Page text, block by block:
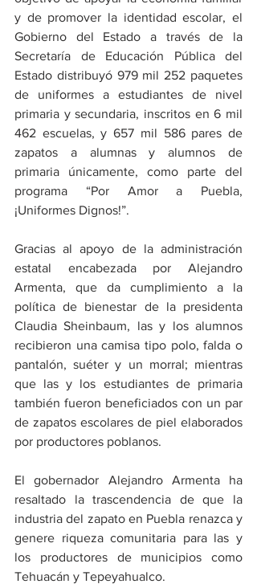
y de promover la identidad escolar, el
Gobierno del Estado a través de la
Secretaría de Educación Pública del
Estado distribuyó 979 mil 252 paquetes
de uniformes a estudiantes de nivel
primaria y secundaria, inscritos en 6 mil
462 escuelas, y 657 mil 586 pares de
zapatos a alumnas y alumnos de
primaria únicamente, como parte del
programa “Por Amor a Puebla,
¡Uniformes Dignos!”.
Gracias al apoyo de la administración
estatal encabezada por Alejandro
Armenta, que da cumplimiento a la
política de bienestar de la presidenta
Claudia Sheinbaum, las y los alumnos
recibieron una camisa tipo polo, falda o
pantalón, suéter y un morral; mientras
que las y los estudiantes de primaria
también fueron beneficiados con un par
de zapatos escolares de piel elaborados
por productores poblanos.
El gobernador Alejandro Armenta ha
resaltado la trascendencia de que la
industria del zapato en Puebla renazca y
genere riqueza comunitaria para las y
los productores de municipios como
Tehuacán y Tepeyahualco.